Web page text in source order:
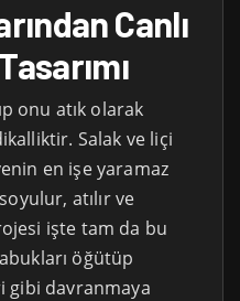
Canlı
onu atık olarak
Salak ve liçi
en işe yaramaz
atılır ve
işte tam da bu
öğütüp
gibi davranmaya